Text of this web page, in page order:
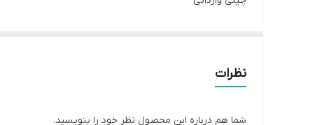
چرا " استارماشو " ؟
* دارای سایت و نماد اعتماد الکترونیک(اینماد)
نظرات
شما هم درباره این محصول نظر خود را بنویسید.